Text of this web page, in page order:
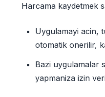
Harcama kaydetmek
Uygulamayi acin,
otomatik onerilir,
Bazi uygulamalar
yapmaniza izin